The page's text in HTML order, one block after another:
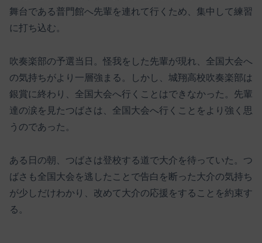
舞台である普門館へ先輩を連れて行くため、集中して練習
に打ち込む。
吹奏楽部の予選当日。怪我をした先輩が現れ、全国大会へ
の気持ちがより一層強まる。しかし、城翔高校吹奏楽部は
銀賞に終わり、全国大会へ行くことはできなかった。先輩
達の涙を見たつばさは、全国大会へ行くことをより強く思
うのであった。
ある日の朝、つばさは登校する道で大介を待っていた。つ
ばさも全国大会を逃したことで告白を断った大介の気持ち
が少しだけわかり、改めて大介の応援をすることを約束す
る。